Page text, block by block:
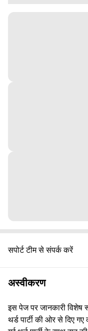
सपोर्ट टीम से संपर्क करें
अस्वीकरण
इस पेज पर जानकारी विशेष
थर्ड पार्टी की ओर से दिए